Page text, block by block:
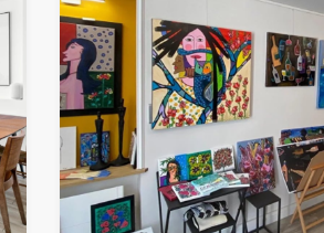
41 Avenue Georges Clemenceau, 06000, Nice, FR
761 000 €
06000, Nice, FR